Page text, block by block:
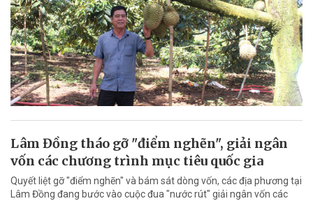
Lâm Đồng tháo gỡ "điểm nghẽn", giải ngân
vốn các chương trình mục tiêu quốc gia
Quyết liệt gỡ "điểm nghẽn" và bám sát dòng vốn, các địa phương tại
Lâm Đồng đang bước vào cuộc đua "nước rút" giải ngân vốn các